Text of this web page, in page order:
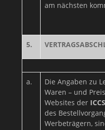
am nächsten
5.
a.
Die Angaben zu
Waren – und
Websites der ICCS
des
Werbeträgern,